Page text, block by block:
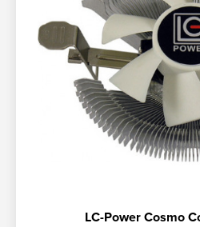
LC-Power Cosmo